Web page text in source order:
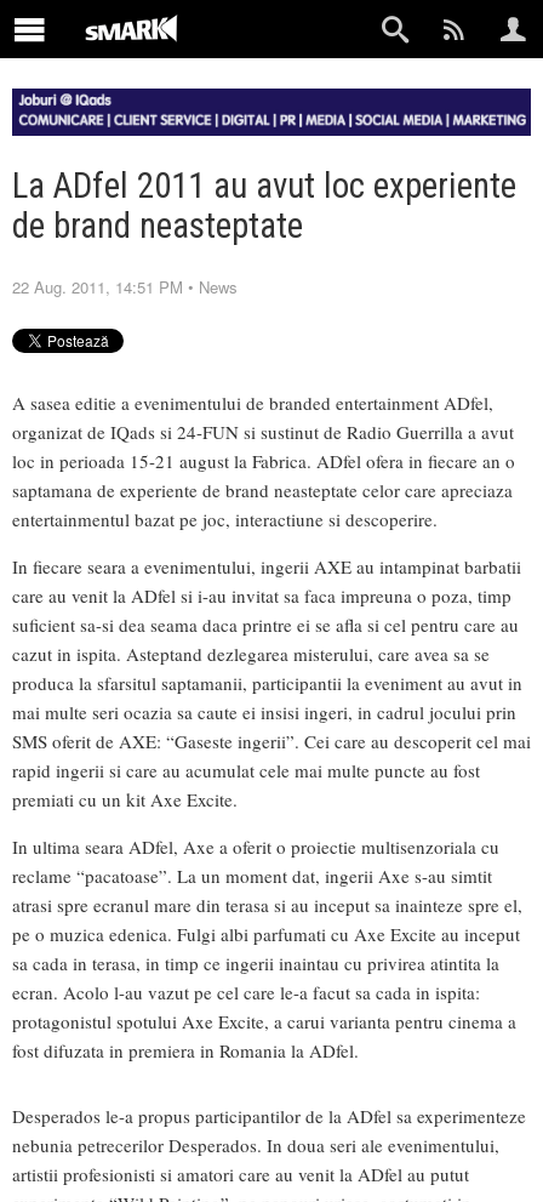
La ADfel 2011 au avut loc experiente
de brand neasteptate
22 Aug. 2011, 14:51 PM • News
A sasea editie a evenimentului de branded entertainment ADfel,
organizat de IQads si 24-FUN si sustinut de Radio Guerrilla a avut
loc in perioada 15-21 august la Fabrica. ADfel ofera in fiecare an o
saptamana de experiente de brand neasteptate celor care apreciaza
entertainmentul bazat pe joc, interactiune si descoperire.
In fiecare seara a evenimentului, ingerii AXE au intampinat barbatii
care au venit la ADfel si i-au invitat sa faca impreuna o poza, timp
suficient sa-si dea seama daca printre ei se afla si cel pentru care au
cazut in ispita. Asteptand dezlegarea misterului, care avea sa se
produca la sfarsitul saptamanii, participantii la eveniment au avut in
mai multe seri ocazia sa caute ei insisi ingeri, in cadrul jocului prin
SMS oferit de AXE: “Gaseste ingerii”. Cei care au descoperit cel mai
rapid ingerii si care au acumulat cele mai multe puncte au fost
premiati cu un kit Axe Excite.
In ultima seara ADfel, Axe a oferit o proiectie multisenzoriala cu
reclame “pacatoase”. La un moment dat, ingerii Axe s-au simtit
atrasi spre ecranul mare din terasa si au inceput sa inainteze spre el,
pe o muzica edenica. Fulgi albi parfumati cu Axe Excite au inceput
sa cada in terasa, in timp ce ingerii inaintau cu privirea atintita la
ecran. Acolo l-au vazut pe cel care le-a facut sa cada in ispita:
protagonistul spotului Axe Excite, a carui varianta pentru cinema a
fost difuzata in premiera in Romania la ADfel.
Desperados le-a propus participantilor de la ADfel sa experimenteze
nebunia petrecerilor Desperados. In doua seri ale evenimentului,
artistii profesionisti si amatori care au venit la ADfel au putut